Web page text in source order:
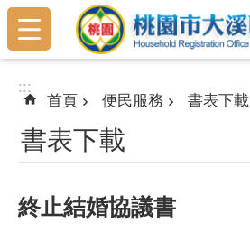
跳到主要內容區塊
:::
:::
首頁 便民服務 書表下載
書表下載
終止結婚協議書